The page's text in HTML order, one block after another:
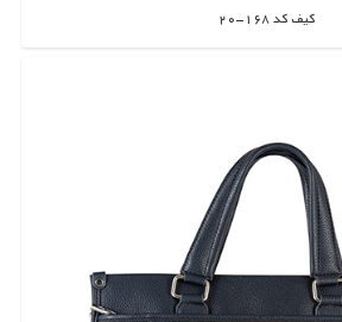
کیف کد 168-20
اطلاعات بیشتر